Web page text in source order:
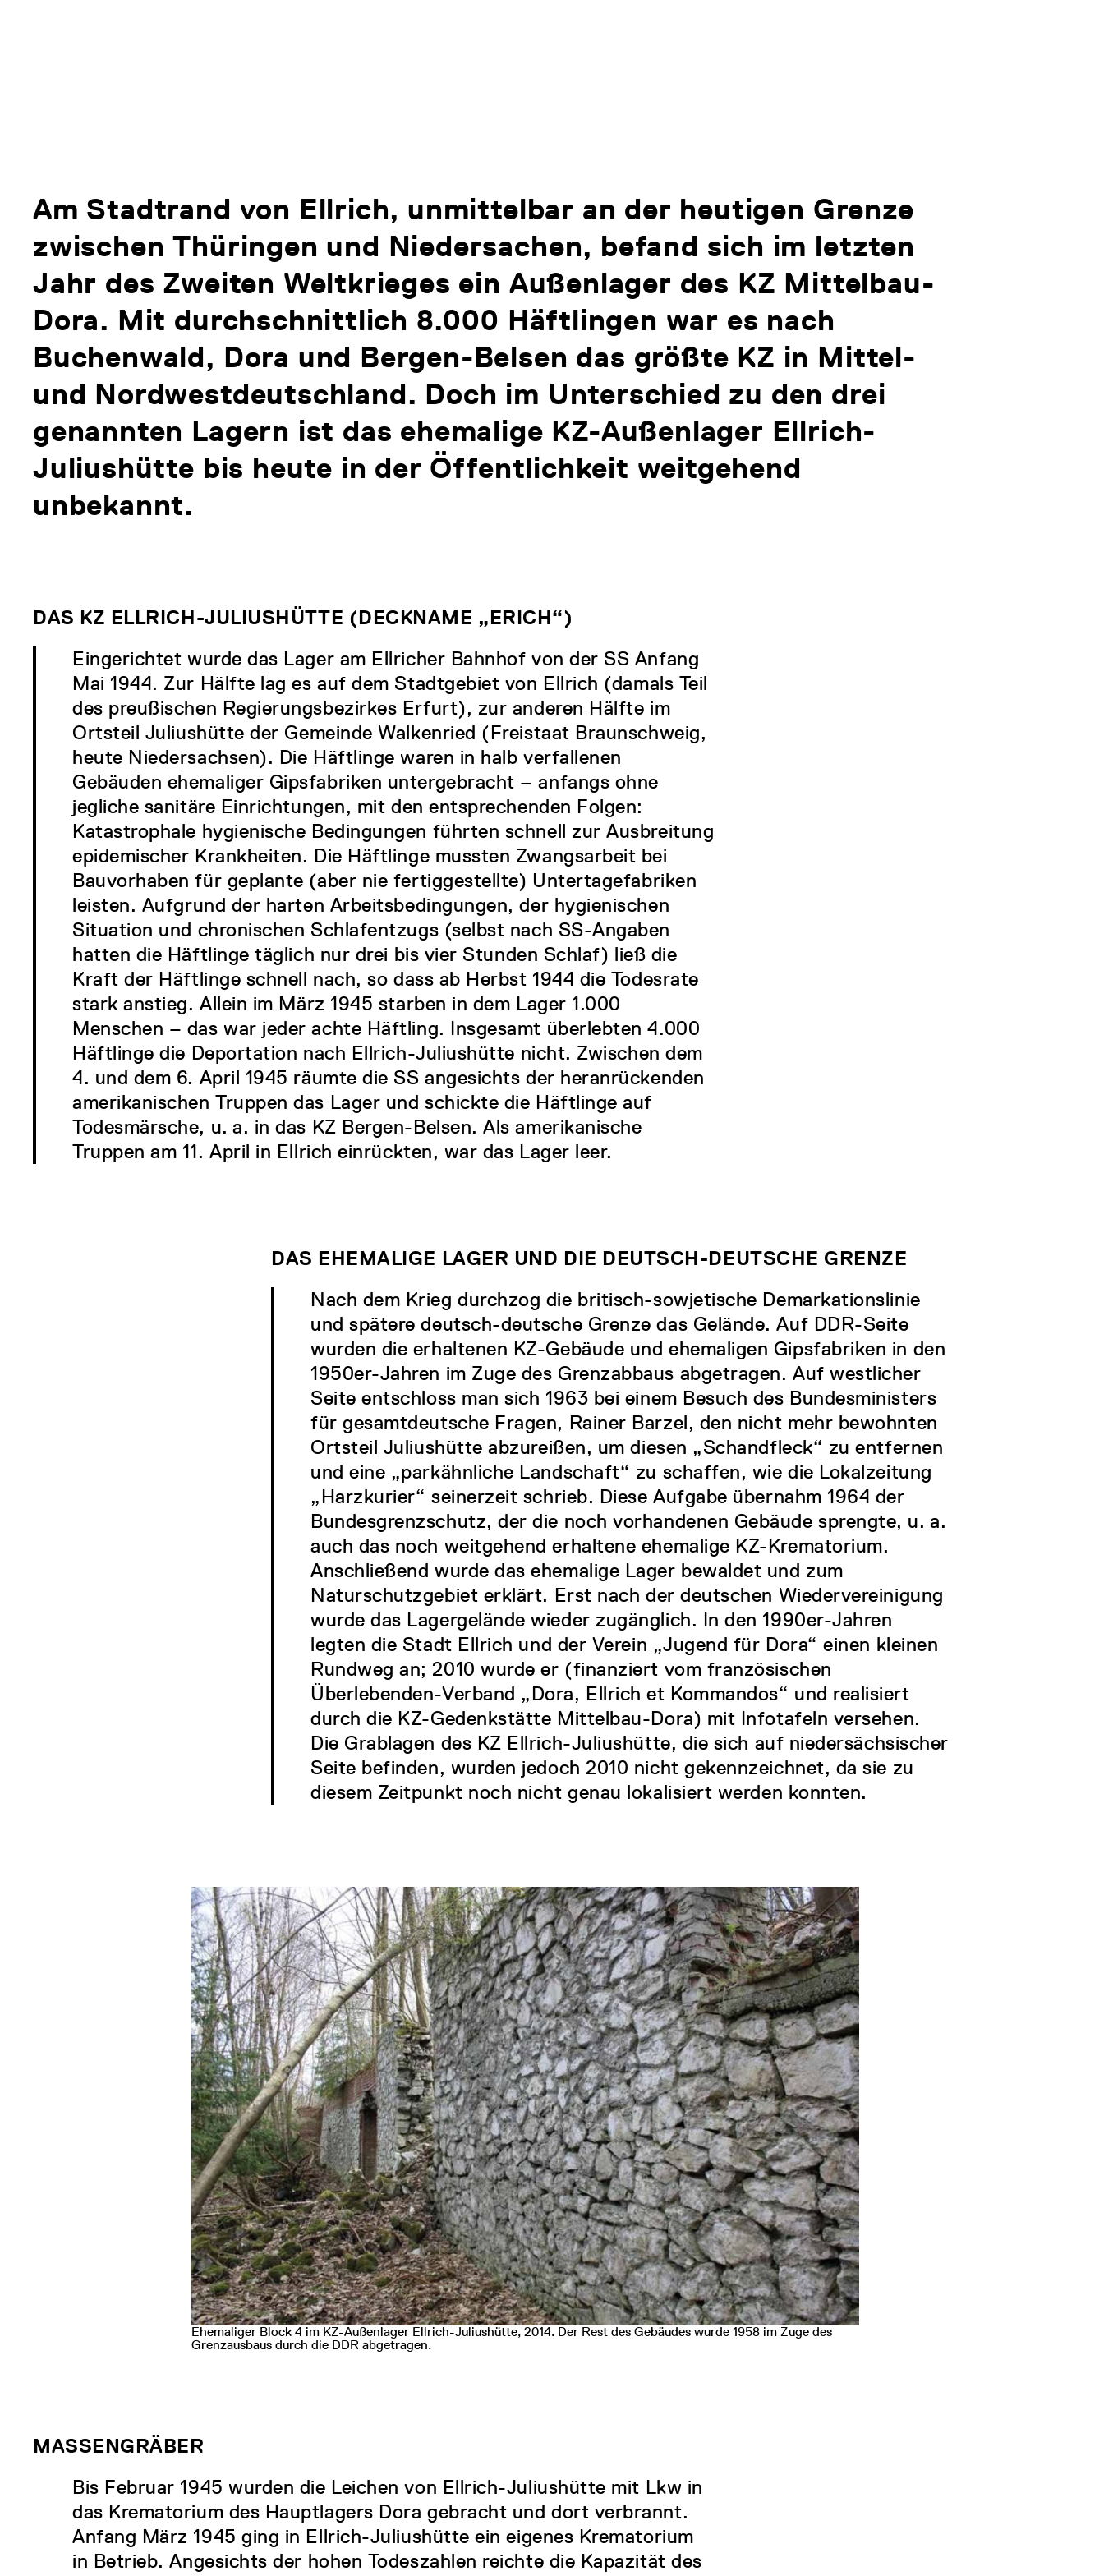
Am Stadtrand von Ellrich, unmittelbar an der heutigen Grenze
zwischen Thüringen und Niedersachen, befand sich im letzten
Jahr des Zweiten Weltkrieges ein Außenlager des KZ Mittelbau-
Dora. Mit durchschnittlich 8.000 Häftlingen war es nach
Buchenwald, Dora und Bergen-Belsen das größte KZ in Mittel-
und Nordwestdeutschland. Doch im Unterschied zu den drei
genannten Lagern ist das ehemalige KZ-Außenlager Ellrich-
Juliushütte bis heute in der Öffentlichkeit weitgehend
unbekannt.
DAS KZ ELLRICH-JULIUSHÜTTE (DECKNAME „ERICH“)
Eingerichtet wurde das Lager am Ellricher Bahnhof von der SS Anfang
Mai 1944. Zur Hälfte lag es auf dem Stadtgebiet von Ellrich (damals Teil
des preußischen Regierungsbezirkes Erfurt), zur anderen Hälfte im
Ortsteil Juliushütte der Gemeinde Walkenried (Freistaat Braunschweig,
heute Niedersachsen). Die Häftlinge waren in halb verfallenen
Gebäuden ehemaliger Gipsfabriken untergebracht – anfangs ohne
jegliche sanitäre Einrichtungen, mit den entsprechenden Folgen:
Katastrophale hygienische Bedingungen führten schnell zur Ausbreitung
epidemischer Krankheiten. Die Häftlinge mussten Zwangsarbeit bei
Bauvorhaben für geplante (aber nie fertiggestellte) Untertagefabriken
leisten. Aufgrund der harten Arbeitsbedingungen, der hygienischen
Situation und chronischen Schlafentzugs (selbst nach SS-Angaben
hatten die Häftlinge täglich nur drei bis vier Stunden Schlaf) ließ die
Kraft der Häftlinge schnell nach, so dass ab Herbst 1944 die Todesrate
stark anstieg. Allein im März 1945 starben in dem Lager 1.000
Menschen – das war jeder achte Häftling. Insgesamt überlebten 4.000
Häftlinge die Deportation nach Ellrich-Juliushütte nicht. Zwischen dem
4. und dem 6. April 1945 räumte die SS angesichts der heranrückenden
amerikanischen Truppen das Lager und schickte die Häftlinge auf
Todesmärsche, u. a. in das KZ Bergen-Belsen. Als amerikanische
Truppen am 11. April in Ellrich einrückten, war das Lager leer.
DAS EHEMALIGE LAGER UND DIE DEUTSCH-DEUTSCHE GRENZE
Nach dem Krieg durchzog die britisch-sowjetische Demarkationslinie
und spätere deutsch-deutsche Grenze das Gelände. Auf DDR-Seite
wurden die erhaltenen KZ-Gebäude und ehemaligen Gipsfabriken in den
1950er-Jahren im Zuge des Grenzabbaus abgetragen. Auf westlicher
Seite entschloss man sich 1963 bei einem Besuch des Bundesministers
für gesamtdeutsche Fragen, Rainer Barzel, den nicht mehr bewohnten
Ortsteil Juliushütte abzureißen, um diesen „Schandfleck“ zu entfernen
und eine „parkähnliche Landschaft“ zu schaffen, wie die Lokalzeitung
„Harzkurier“ seinerzeit schrieb. Diese Aufgabe übernahm 1964 der
Bundesgrenzschutz, der die noch vorhandenen Gebäude sprengte, u. a.
auch das noch weitgehend erhaltene ehemalige KZ-Krematorium.
Anschließend wurde das ehemalige Lager bewaldet und zum
Naturschutzgebiet erklärt. Erst nach der deutschen Wiedervereinigung
wurde das Lagergelände wieder zugänglich. In den 1990er-Jahren
legten die Stadt Ellrich und der Verein „Jugend für Dora“ einen kleinen
Rundweg an; 2010 wurde er (finanziert vom französischen
Überlebenden-Verband „Dora, Ellrich et Kommandos“ und realisiert
durch die KZ-Gedenkstätte Mittelbau-Dora) mit Infotafeln versehen.
Die Grablagen des KZ Ellrich-Juliushütte, die sich auf niedersächsischer
Seite befinden, wurden jedoch 2010 nicht gekennzeichnet, da sie zu
diesem Zeitpunkt noch nicht genau lokalisiert werden konnten.
Ehemaliger Block 4 im KZ-Außenlager Ellrich-Juliushütte, 2014. Der Rest des Gebäudes wurde 1958 im Zuge des
Grenzausbaus durch die DDR abgetragen.
MASSENGRÄBER
Bis Februar 1945 wurden die Leichen von Ellrich-Juliushütte mit Lkw in
das Krematorium des Hauptlagers Dora gebracht und dort verbrannt.
Anfang März 1945 ging in Ellrich-Juliushütte ein eigenes Krematorium
in Betrieb. Angesichts der hohen Todeszahlen reichte die Kapazität des